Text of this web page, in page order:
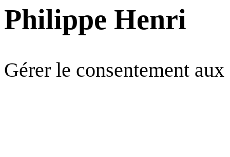
Philippe Henri
Gérer le consentement